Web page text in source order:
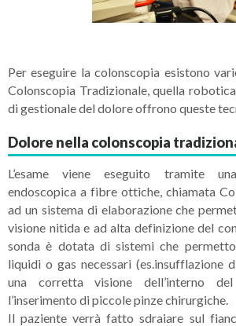
Per eseguire la colonscopia esistono
Colonscopia Tradizionale, quella
di gestionale del dolore offrono queste
Dolore nella colonscopia
L’esame viene eseguito tramite
endoscopica a fibre ottiche, chiamata
ad un sistema di elaborazione che
visione nitida e ad alta definizione del
sonda è dotata di sistemi che
liquidi o gas necessari (es.insufflazione
una corretta visione dell’interno
l’inserimento di piccole pinze chirurgiche.
Il paziente verrà fatto sdraiare sul